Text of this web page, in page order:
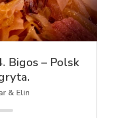
Bigos – Polsk
& Elin